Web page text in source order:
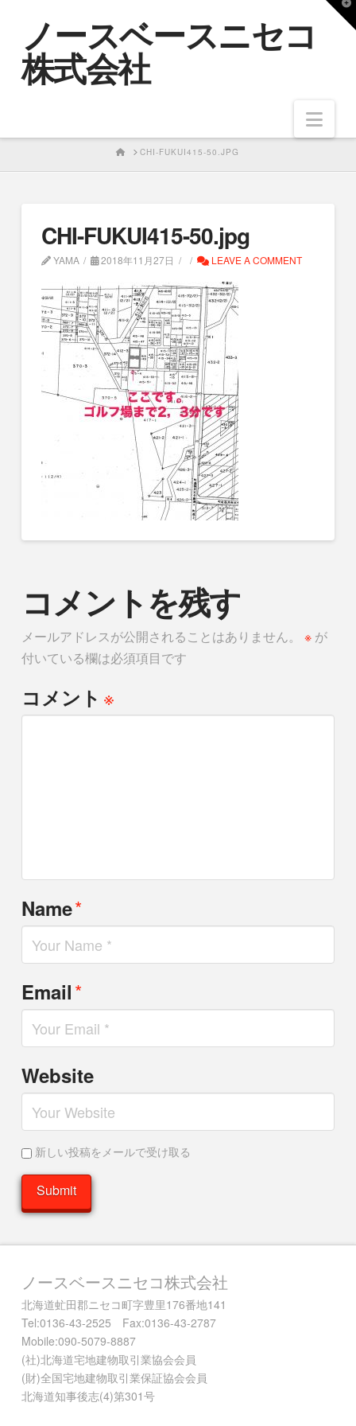
ノースベースニセコ
株式会社
HOMECHI-FUKUI415-50.JPG
CHI-FUKUI415-50.jpg
YAMA 2018年11月27日 LEAVE A COMMENT
コメントを残す
メールアドレスが公開されることはありません。 ※が
付いている欄は必須項目です
コメント※
Name*
Email*
Website
新しい投稿をメールで受け取る
ノースベースニセコ株式会社
北海道虻田郡ニセコ町字豊里176番地141
Tel:0136-43-2525 Fax:0136-43-2787
Mobile:090-5079-8887
(社)北海道宅地建物取引業協会会員
(財)全国宅地建物取引業保証協会会員
北海道知事後志(4)第301号